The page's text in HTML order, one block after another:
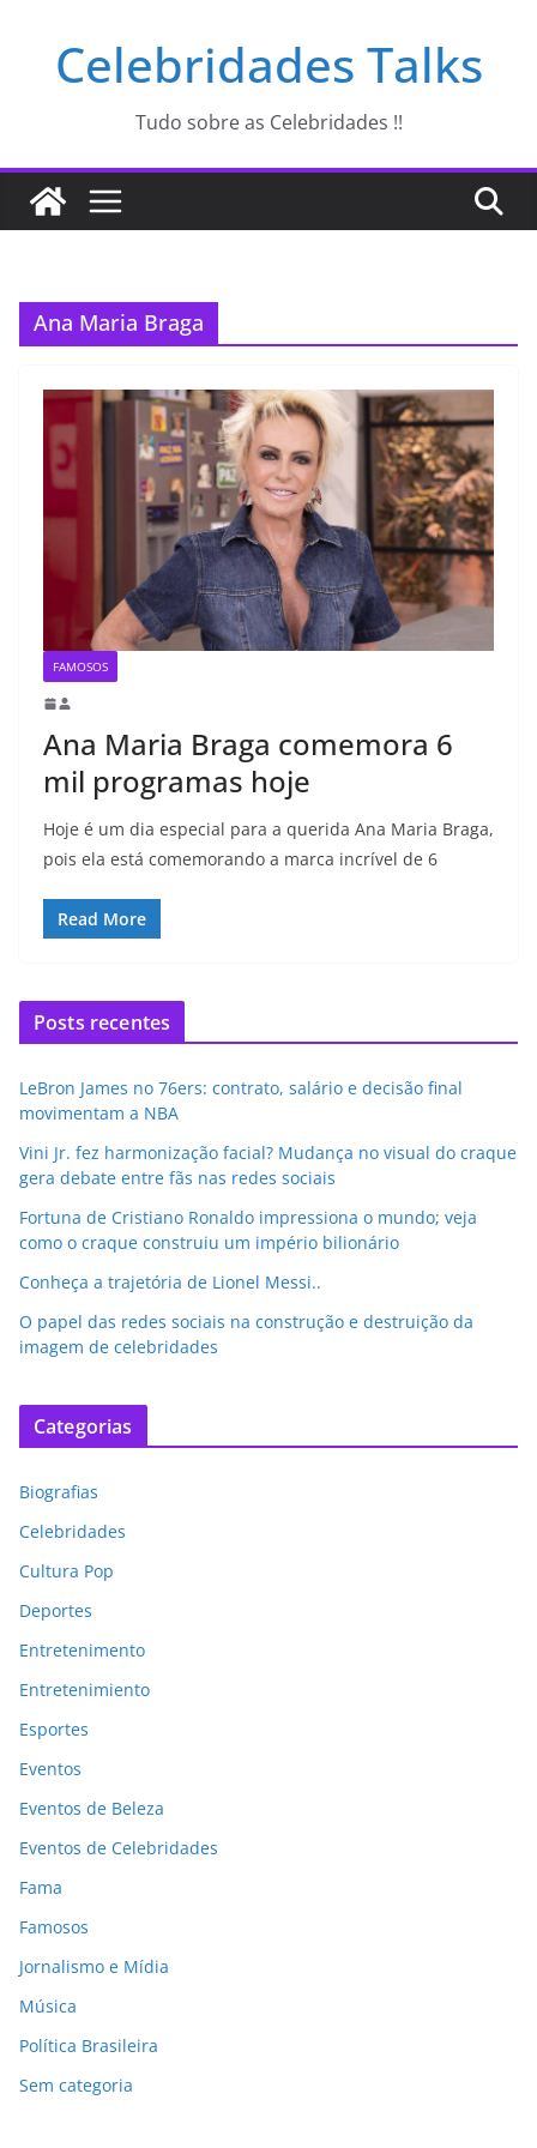
Celebridades Talks
Tudo sobre as Celebridades !!
Ana Maria Braga
FAMOSOS
Ana Maria Braga comemora 6
mil programas hoje
Hoje é um dia especial para a querida Ana Maria Braga,
pois ela está comemorando a marca incrível de 6
Read More
Posts recentes
LeBron James no 76ers: contrato, salário e decisão final
movimentam a NBA
Vini Jr. fez harmonização facial? Mudança no visual do craque
gera debate entre fãs nas redes sociais
Fortuna de Cristiano Ronaldo impressiona o mundo; veja
como o craque construiu um império bilionário
Conheça a trajetória de Lionel Messi..
O papel das redes sociais na construção e destruição da
imagem de celebridades
Categorias
Biografias
Celebridades
Cultura Pop
Deportes
Entretenimento
Entretenimiento
Esportes
Eventos
Eventos de Beleza
Eventos de Celebridades
Fama
Famosos
Jornalismo e Mídia
Música
Política Brasileira
Sem categoria